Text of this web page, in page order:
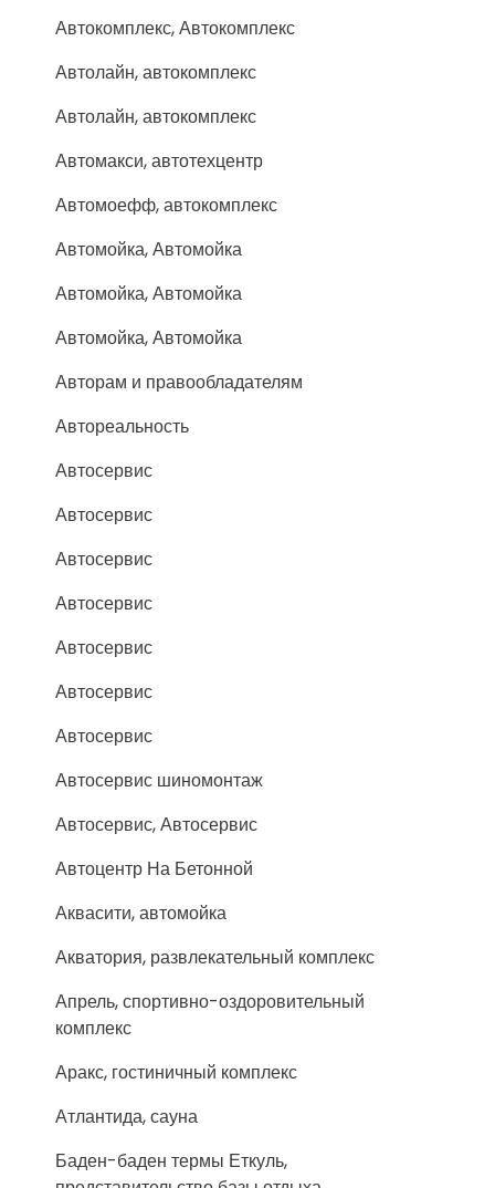
Автокомплекс, Автокомплекс
Автолайн, автокомплекс
Автолайн, автокомплекс
Автомакси, автотехцентр
Автомоефф, автокомплекс
Автомойка, Автомойка
Автомойка, Автомойка
Автомойка, Автомойка
Авторам и правообладателям
Автореальность
Автосервис
Автосервис
Автосервис
Автосервис
Автосервис
Автосервис
Автосервис
Автосервис шиномонтаж
Автосервис, Автосервис
Автоцентр На Бетонной
Аквасити, автомойка
Акватория, развлекательный комплекс
Апрель, спортивно-оздоровительный
комплекс
Аракс, гостиничный комплекс
Атлантида, сауна
Баден-баден термы Еткуль,